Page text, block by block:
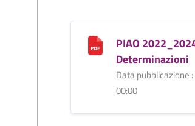
PIAO
Determinazioni
Data pubblicazione
00:00